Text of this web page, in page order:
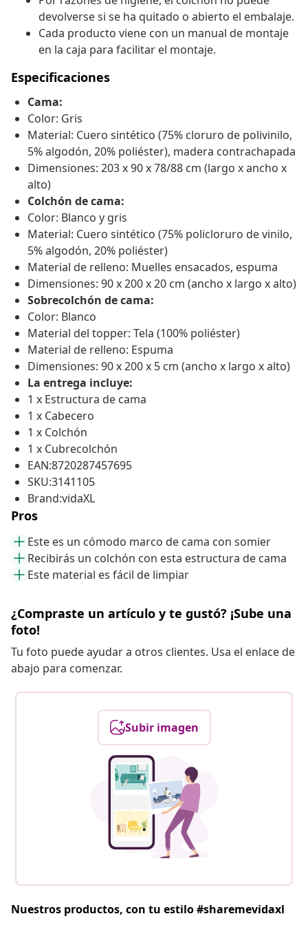
devolverse si se ha quitado o abierto el embalaje.
Cada producto viene con un manual de montaje
en la caja para facilitar el montaje.
Especificaciones
Cama:
Color: Gris
Material: Cuero sintético (75% cloruro de polivinilo,
5% algodón, 20% poliéster), madera contrachapada
Dimensiones: 203 x 90 x 78/88 cm (largo x ancho x
alto)
Colchón de cama:
Color: Blanco y gris
Material: Cuero sintético (75% policloruro de vinilo,
5% algodón, 20% poliéster)
Material de relleno: Muelles ensacados, espuma
Dimensiones: 90 x 200 x 20 cm (ancho x largo x alto)
Sobrecolchón de cama:
Color: Blanco
Material del topper: Tela (100% poliéster)
Material de relleno: Espuma
Dimensiones: 90 x 200 x 5 cm (ancho x largo x alto)
La entrega incluye:
1 x Estructura de cama
1 x Cabecero
1 x Colchón
1 x Cubrecolchón
EAN:8720287457695
SKU:3141105
Brand:vidaXL
Pros
Este es un cómodo marco de cama con somier
Recibirás un colchón con esta estructura de cama
Este material es fácil de limpiar
¿Compraste un artículo y te gustó? ¡Sube una
foto!
Tu foto puede ayudar a otros clientes. Usa el enlace de
abajo para comenzar.
Subir imagen
Nuestros productos, con tu estilo #sharemevidaxl